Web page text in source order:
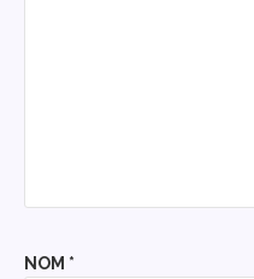
NOM *